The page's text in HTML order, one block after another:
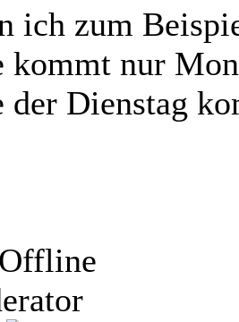
ich zum
kommt nur
Dienstag